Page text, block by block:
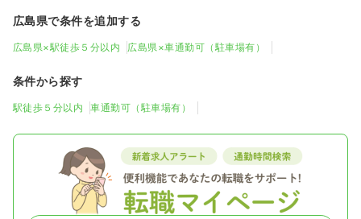
広島県で条件を追加する
広島県×駅徒歩５分以内 広島県×車通勤可（駐車場有）
条件から探す
駅徒歩５分以内 車通勤可（駐車場有）